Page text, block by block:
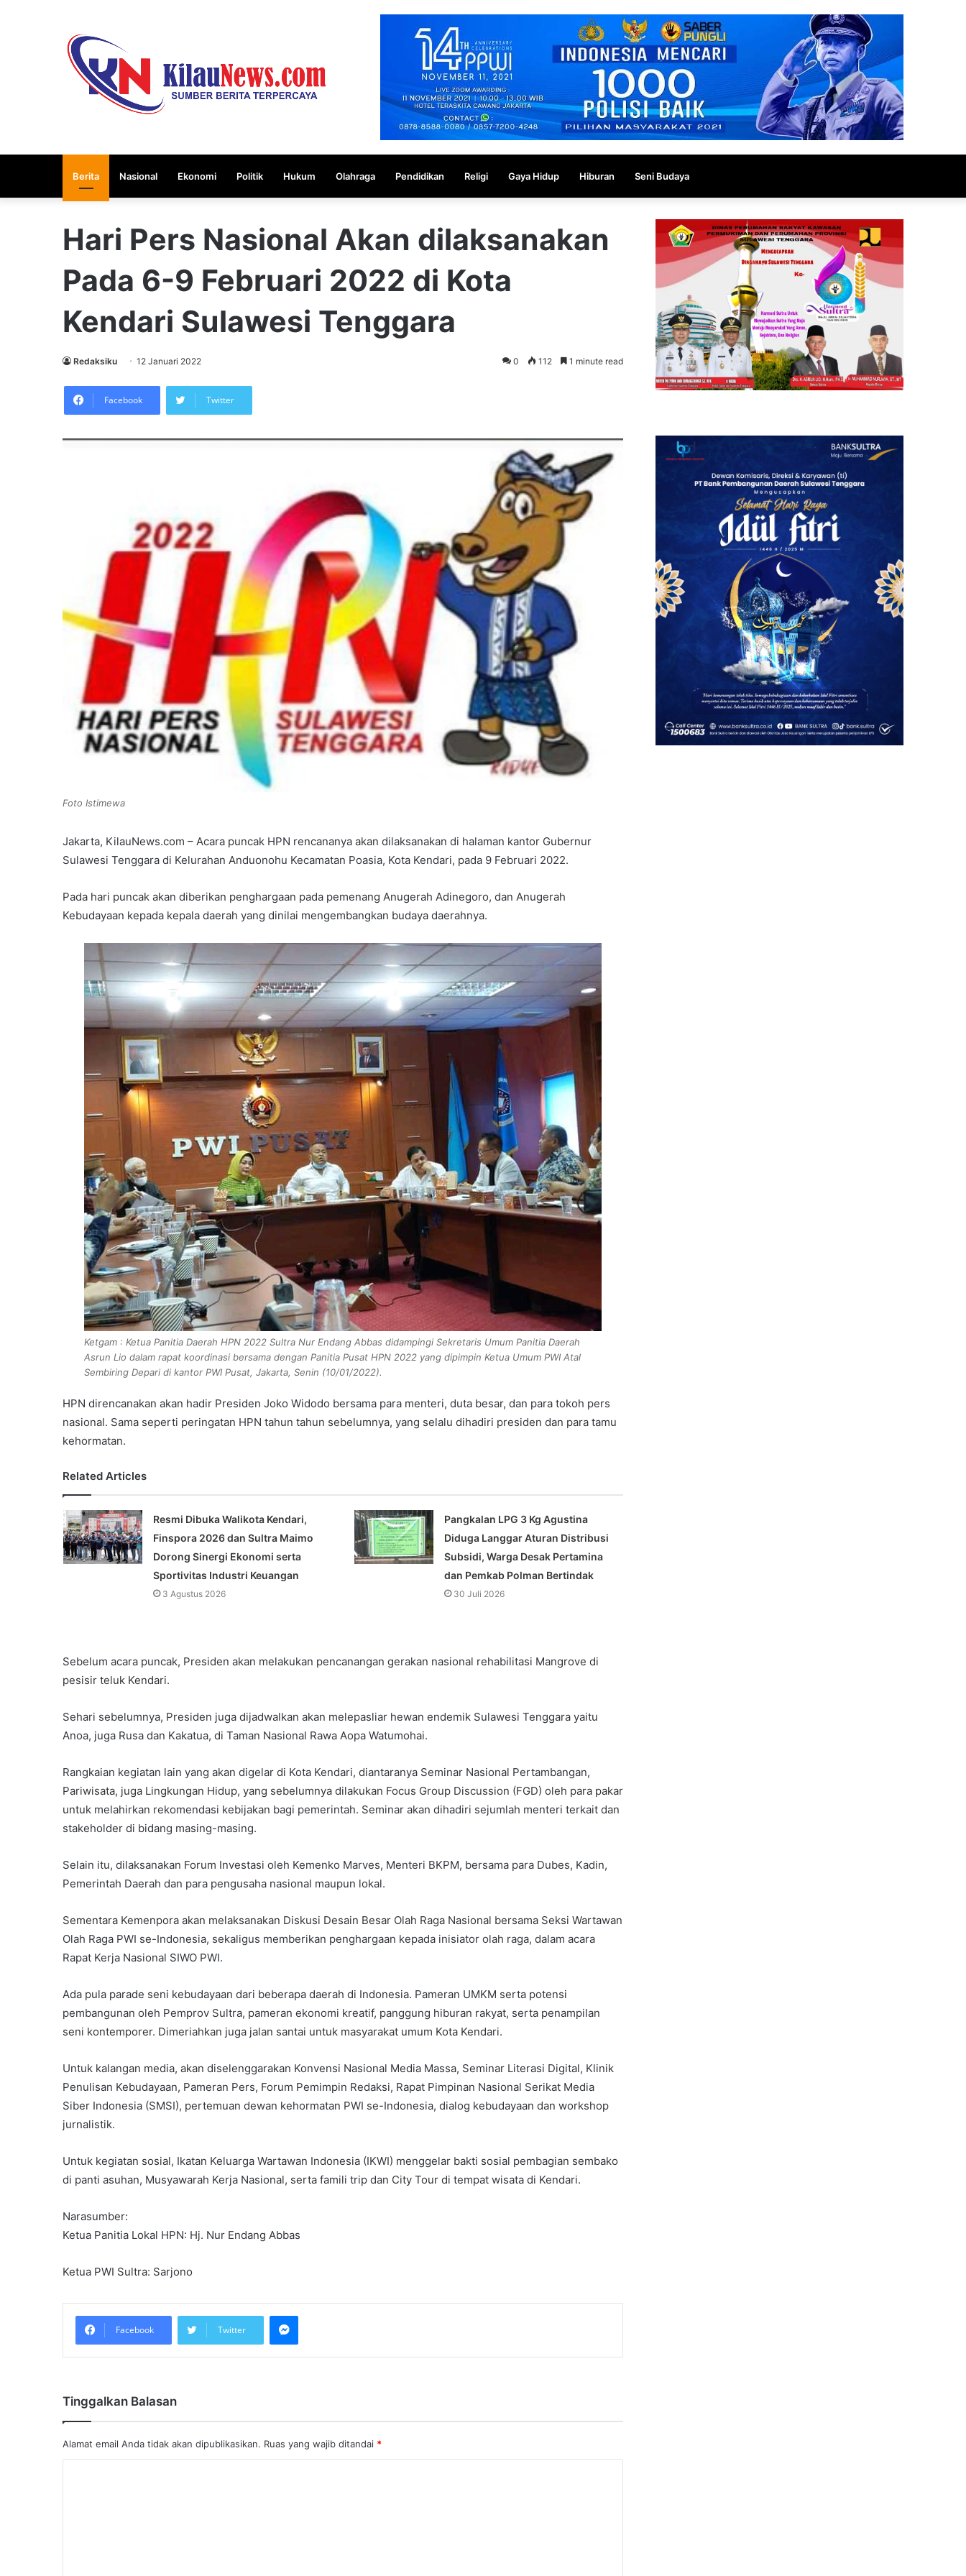
Berita Nasional Ekonomi Politik Hukum Olahraga Pendidikan Religi Gaya Hidup Hiburan Seni Budaya
Hari Pers Nasional Akan dilaksanakan
Pada 6-9 Februari 2022 di Kota
Kendari Sulawesi Tenggara
Redaksiku 12 Januari 2022 0 112 1 minute read
Facebook Twitter
Foto Istimewa
Jakarta, KilauNews.com – Acara puncak HPN rencananya akan dilaksanakan di halaman kantor Gubernur
Sulawesi Tenggara di Kelurahan Anduonohu Kecamatan Poasia, Kota Kendari, pada 9 Februari 2022.
Pada hari puncak akan diberikan penghargaan pada pemenang Anugerah Adinegoro, dan Anugerah
Kebudayaan kepada kepala daerah yang dinilai mengembangkan budaya daerahnya.
Ketgam : Ketua Panitia Daerah HPN 2022 Sultra Nur Endang Abbas didampingi Sekretaris Umum Panitia Daerah
Asrun Lio dalam rapat koordinasi bersama dengan Panitia Pusat HPN 2022 yang dipimpin Ketua Umum PWI Atal
Sembiring Depari di kantor PWI Pusat, Jakarta, Senin (10/01/2022).
HPN direncanakan akan hadir Presiden Joko Widodo bersama para menteri, duta besar, dan para tokoh pers
nasional. Sama seperti peringatan HPN tahun tahun sebelumnya, yang selalu dihadiri presiden dan para tamu
kehormatan.
Related Articles
Resmi Dibuka Walikota Kendari,
Finspora 2026 dan Sultra Maimo
Dorong Sinergi Ekonomi serta
Sportivitas Industri Keuangan
3 Agustus 2026
Pangkalan LPG 3 Kg Agustina
Diduga Langgar Aturan Distribusi
Subsidi, Warga Desak Pertamina
dan Pemkab Polman Bertindak
30 Juli 2026
Sebelum acara puncak, Presiden akan melakukan pencanangan gerakan nasional rehabilitasi Mangrove di
pesisir teluk Kendari.
Sehari sebelumnya, Presiden juga dijadwalkan akan melepasliar hewan endemik Sulawesi Tenggara yaitu
Anoa, juga Rusa dan Kakatua, di Taman Nasional Rawa Aopa Watumohai.
Rangkaian kegiatan lain yang akan digelar di Kota Kendari, diantaranya Seminar Nasional Pertambangan,
Pariwisata, juga Lingkungan Hidup, yang sebelumnya dilakukan Focus Group Discussion (FGD) oleh para pakar
untuk melahirkan rekomendasi kebijakan bagi pemerintah. Seminar akan dihadiri sejumlah menteri terkait dan
stakeholder di bidang masing-masing.
Selain itu, dilaksanakan Forum Investasi oleh Kemenko Marves, Menteri BKPM, bersama para Dubes, Kadin,
Pemerintah Daerah dan para pengusaha nasional maupun lokal.
Sementara Kemenpora akan melaksanakan Diskusi Desain Besar Olah Raga Nasional bersama Seksi Wartawan
Olah Raga PWI se-Indonesia, sekaligus memberikan penghargaan kepada inisiator olah raga, dalam acara
Rapat Kerja Nasional SIWO PWI.
Ada pula parade seni kebudayaan dari beberapa daerah di Indonesia. Pameran UMKM serta potensi
pembangunan oleh Pemprov Sultra, pameran ekonomi kreatif, panggung hiburan rakyat, serta penampilan
seni kontemporer. Dimeriahkan juga jalan santai untuk masyarakat umum Kota Kendari.
Untuk kalangan media, akan diselenggarakan Konvensi Nasional Media Massa, Seminar Literasi Digital, Klinik
Penulisan Kebudayaan, Pameran Pers, Forum Pemimpin Redaksi, Rapat Pimpinan Nasional Serikat Media
Siber Indonesia (SMSI), pertemuan dewan kehormatan PWI se-Indonesia, dialog kebudayaan dan workshop
jurnalistik.
Untuk kegiatan sosial, Ikatan Keluarga Wartawan Indonesia (IKWI) menggelar bakti sosial pembagian sembako
di panti asuhan, Musyawarah Kerja Nasional, serta famili trip dan City Tour di tempat wisata di Kendari.
Narasumber:
Ketua Panitia Lokal HPN: Hj. Nur Endang Abbas
Ketua PWI Sultra: Sarjono
Facebook Twitter
Messenger
Tinggalkan Balasan
Alamat email Anda tidak akan dipublikasikan. Ruas yang wajib ditandai *